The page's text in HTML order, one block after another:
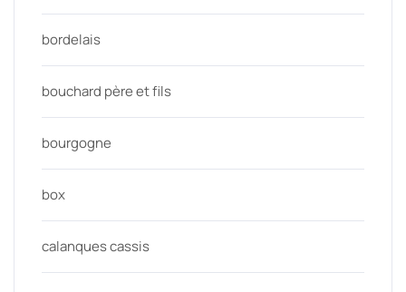
bordelais
bouchard père et fils
bourgogne
box
calanques cassis